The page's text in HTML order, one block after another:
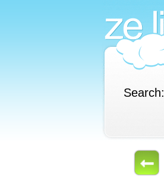
Search: